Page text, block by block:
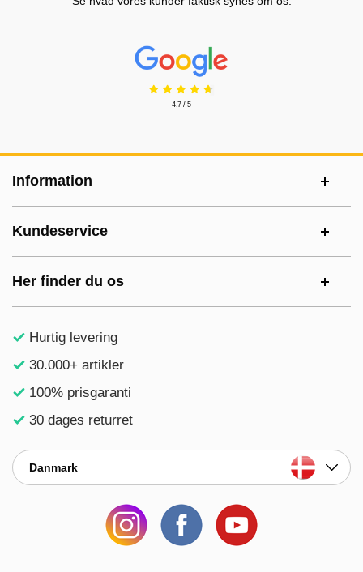
Prisjakt Anmeldelser: 4.7 Stjerne
4.7 / 5
Information
Kundeservice
Her finder du os
Hurtig levering
30.000+ artikler
100% prisgaranti
30 dages returret
Danmark